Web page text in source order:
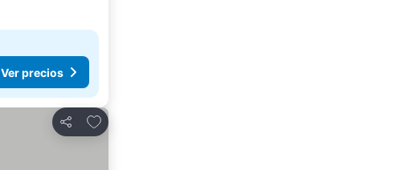
Ver precios
Compartir
Agregar a favoritos